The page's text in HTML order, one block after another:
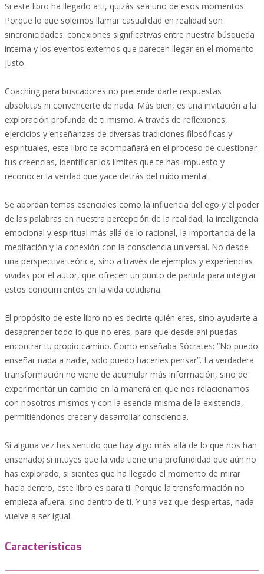
Si este libro ha llegado a ti, quizás sea uno de esos momentos.
Porque lo que solemos llamar casualidad en realidad son
sincronicidades: conexiones significativas entre nuestra búsqueda
interna y los eventos externos que parecen llegar en el momento
justo.
Coaching para buscadores no pretende darte respuestas
absolutas ni convencerte de nada. Más bien, es una invitación a la
exploración profunda de ti mismo. A través de reflexiones,
ejercicios y enseñanzas de diversas tradiciones filosóficas y
espirituales, este libro te acompañará en el proceso de cuestionar
tus creencias, identificar los límites que te has impuesto y
reconocer la verdad que yace detrás del ruido mental.
Se abordan temas esenciales como la influencia del ego y el poder
de las palabras en nuestra percepción de la realidad, la inteligencia
emocional y espiritual más allá de lo racional, la importancia de la
meditación y la conexión con la consciencia universal. No desde
una perspectiva teórica, sino a través de ejemplos y experiencias
vividas por el autor, que ofrecen un punto de partida para integrar
estos conocimientos en la vida cotidiana.
El propósito de este libro no es decirte quién eres, sino ayudarte a
desaprender todo lo que no eres, para que desde ahí puedas
encontrar tu propio camino. Como enseñaba Sócrates: “No puedo
enseñar nada a nadie, solo puedo hacerles pensar”. La verdadera
transformación no viene de acumular más información, sino de
experimentar un cambio en la manera en que nos relacionamos
con nosotros mismos y con la esencia misma de la existencia,
permitiéndonos crecer y desarrollar consciencia.
Si alguna vez has sentido que hay algo más allá de lo que nos han
enseñado; si intuyes que la vida tiene una profundidad que aún no
has explorado; si sientes que ha llegado el momento de mirar
hacia dentro, este libro es para ti. Porque la transformación no
empieza afuera, sino dentro de ti. Y una vez que despiertas, nada
vuelve a ser igual.
Características